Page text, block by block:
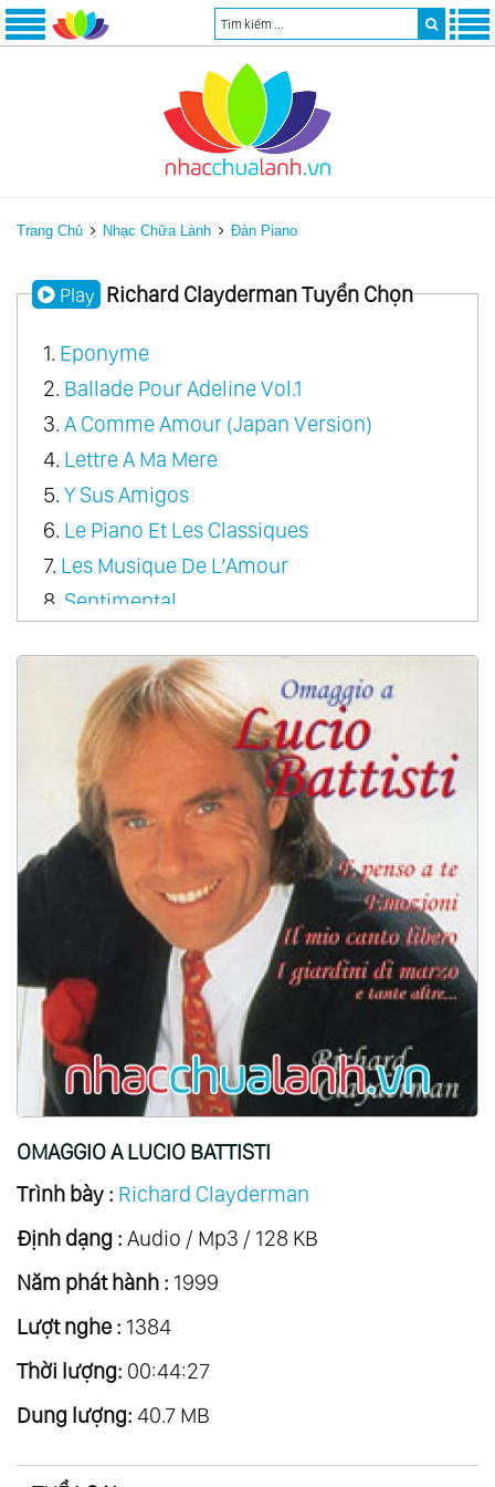
Trang Chủ Nhạc Chữa Lành Đàn Piano
Play Richard Clayderman Tuyển Chọn
1. Eponyme
2. Ballade Pour Adeline Vol.1
3. A Comme Amour (Japan Version)
4. Lettre A Ma Mere
5. Y Sus Amigos
6. Le Piano Et Les Classiques
7. Les Musique De L’Amour
8. Sentimental
A Come Amore
A Dream Of Love
Couleur Tendresse
Le Premiere Cragnin D’Elsa
Fragile Heart
15.
From Paris With Love
Sonata Magic
The Classic Touch
19.Romantic
20.Eleana
21.Songs Of Love
22. A Little Night Music
24.Thailand Mon Amour
25.Zodiacal Symphony
26.Anemos
27.Concerto
29. The Fantastic Movie Story Of Ennio
Morricone
30.Il Y A Toujours De Soleil ...au Dessus Des
OMAGGIO A LUCIO BATTISTI
Trình bày : Richard Clayderman
Định dạng : Audio / Mp3 / 128 KB
Năm phát hành : 1999
Lượt nghe : 1384
Thời lượng: 00:44:27
Dung lượng: 40.7 MB